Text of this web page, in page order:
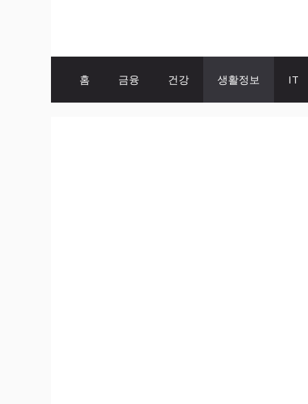
content
홈 금융 건강 생활정보 IT